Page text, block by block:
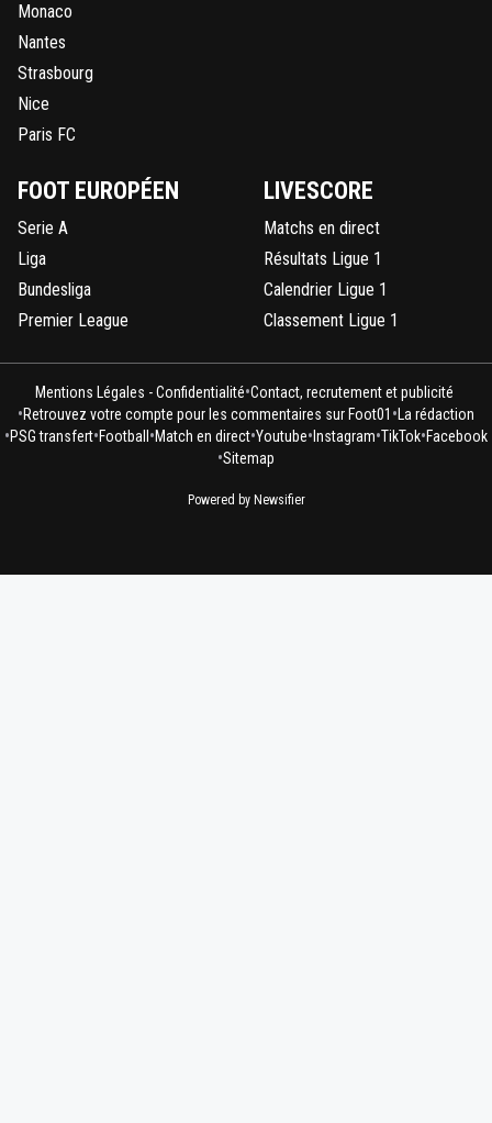
Monaco
Nantes
Strasbourg
Nice
Paris FC
FOOT EUROPÉEN
Serie A
Liga
Bundesliga
Premier League
LIVESCORE
Matchs en direct
Résultats Ligue 1
Calendrier Ligue 1
Classement Ligue 1
Mentions Légales - Confidentialité•Contact, recrutement et publicité
•Retrouvez votre compte pour les commentaires sur Foot01 •La rédaction
•PSG transfert•Football •Match en direct•Youtube• Instagram•TikTok•Facebook
•Sitemap
Powered by Newsifier